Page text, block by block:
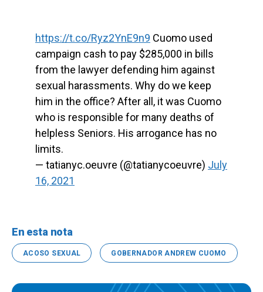
https://t.co/Ryz2YnE9n9 Cuomo used
campaign cash to pay $285,000 in bills
from the lawyer defending him against
sexual harassments. Why do we keep
him in the office? After all, it was Cuomo
who is responsible for many deaths of
helpless Seniors. His arrogance has no
limits.
— tatianyc.oeuvre (@tatianycoeuvre) July
16, 2021
En esta nota
ACOSO SEXUAL GOBERNADOR ANDREW CUOMO